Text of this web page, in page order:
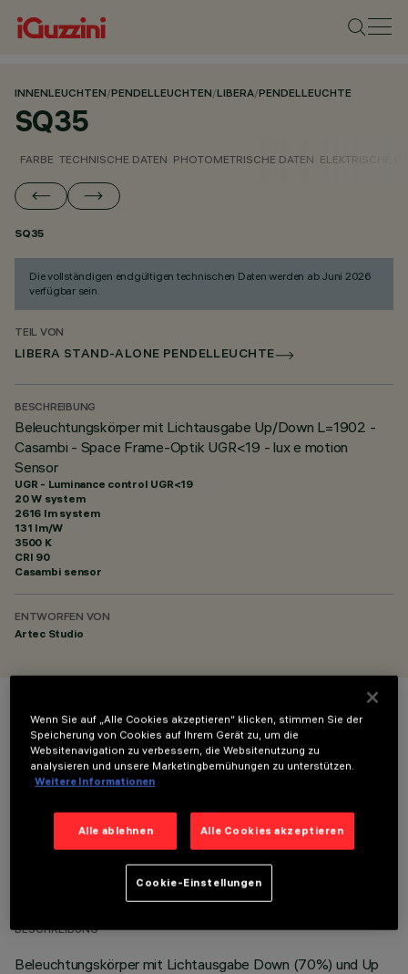
INNENLEUCHTEN/PENDELLEUCHTEN/LIBERA/PENDELLEUCHTE
SQ35
FARBE TECHNISCHE DATEN PHOTOMETRISCHE DATEN ELEKTRISCHE
SQ35
Die vollständigen endgültigen technischen Daten werden ab Juni 2026
verfügbar sein.
TEIL VON
LIBERA STAND-ALONE PENDELLEUCHTE
BESCHREIBUNG
Beleuchtungskörper mit Lichtausgabe Up/Down L=1902 -
Casambi - Space Frame-Optik UGR<19 - lux e motion
Sensor
UGR - Luminance control UGR<19
20 W system
2616 lm system
131 lm/W
3500 K
CRI 90
Casambi sensor
ENTWORFEN VON
Artec Studio
FARBE
TECHNISCHE DATEN
LETZTES UPDATE: 10.06.2026
BESCHREIBUNG
Beleuchtungskörper mit Lichtausgabe Down (70%) und Up
Wenn Sie auf „Alle Cookies akzeptieren“ klicken, stimmen Sie der
Speicherung von Cookies auf Ihrem Gerät zu, um die
Websitenavigation zu verbessern, die Websitenutzung zu
analysieren und unsere Marketingbemühungen zu unterstützen.
Weitere Informationen
Alle ablehnen Alle Cookies akzeptieren
Cookie-Einstellungen